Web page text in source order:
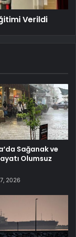
Verildi
Sağanak ve
Olumsuz
2026